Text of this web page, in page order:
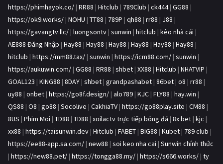
https://phimhayok.co/ | RR88 | Hitclub | 789Club | ck444| GG88 |
https://ok9.works/ | NOHU | TT88 | 789P | qh88 | rr88 | J88 |
https://gavangtv.llc/ | luongsontv | sunwin | hitclub | kèo nhà cái |
AE888 Đăng Nhập | Hay88 | Hay88 | Hay88 | Hay88 | Hay88 | Hay88 |
hitclub | https://mm88.tax/ | sunwin | https://icm88.com/ | sunwin |
https://aukuwin.com/ | GG88 | RR88 | shbet | XX88 | Hitclub | NHATVIP |
GOAL123 | KING88 | 8DAY | shbet | grandpashabet | 86bet | o8 | rr88 |
uy88 | onbet | https://go8f.design/ | alo789 | KJC | FLY88 | hay.win |
QS88 | O8 | go88 | Socolive | CakhiaTV | https://go88play.site | CM88 |
8US | Phim Moi | TD88 | TD88 | xoilactv trực tiếp bóng đá | 8x bet | kjc |
xx88 | https://taisunwin.dev | Hitclub | FABET | BIG88 | Kubet | 789 club |
https://ee88-app.sa.com/ | new88 | soi keo nha cai | Sunwin chính thức
| https://new88.pet/ | https://tongga88.my/ | https://s666.works/ | ty